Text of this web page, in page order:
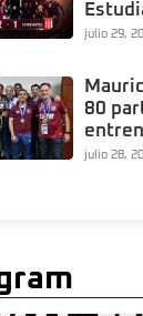
julio 29,
80
julio 28,